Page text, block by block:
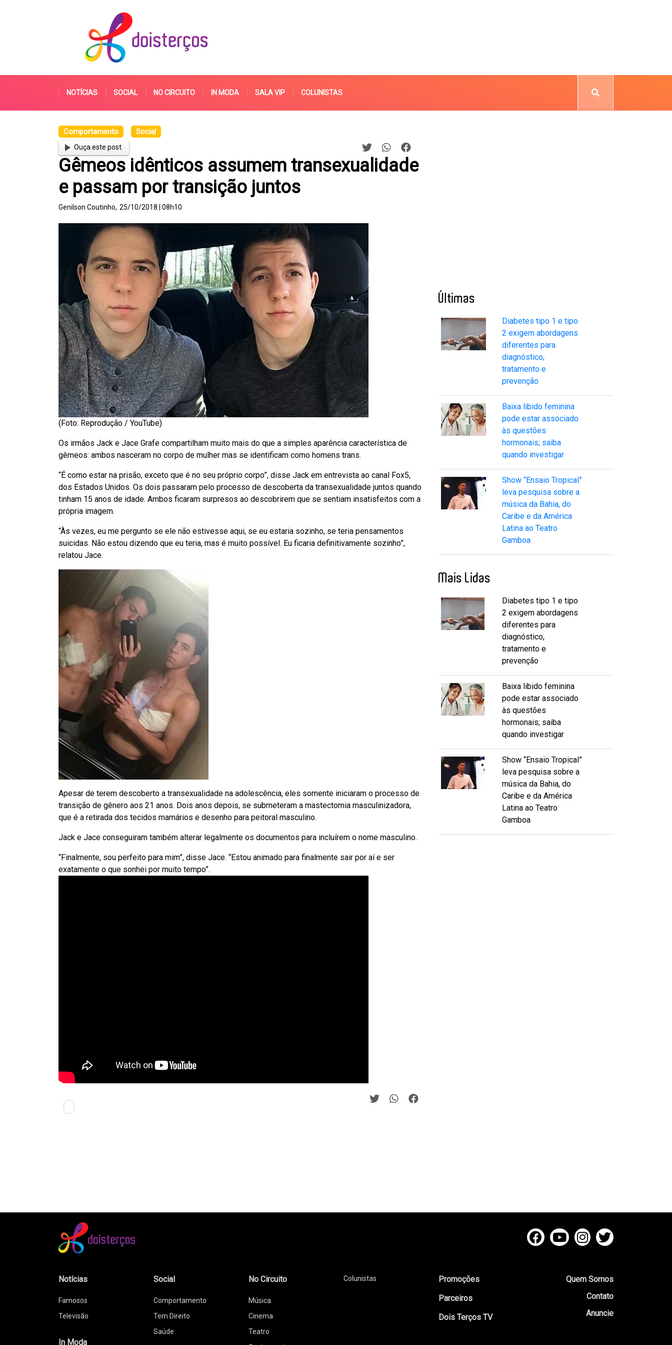
NOTÍCIAS SOCIAL NO CIRCUITO IN MODA SALA VIP COLUNISTAS
Comportamento Social
Ouça este post.
Gêmeos idênticos assumem transexualidade
e passam por transição juntos
Genilson Coutinho, 25/10/2018 | 08h10
(Foto: Reprodução / YouTube)
Os irmãos Jack e Jace Grafe compartilham muito mais do que a simples aparência característica de
gêmeos: ambos nasceram no corpo de mulher mas se identificam como homens trans.
“É como estar na prisão, exceto que é no seu próprio corpo”, disse Jack em entrevista ao canal Fox5,
dos Estados Unidos. Os dois passaram pelo processo de descoberta da transexualidade juntos quando
tinham 15 anos de idade. Ambos ficaram surpresos ao descobrirem que se sentiam insatisfeitos com a
própria imagem.
“Às vezes, eu me pergunto se ele não estivesse aqui, se eu estaria sozinho, se teria pensamentos
suicidas. Não estou dizendo que eu teria, mas é muito possível. Eu ficaria definitivamente sozinho”,
relatou Jace.
Apesar de terem descoberto a transexualidade na adolescência, eles somente iniciaram o processo de
transição de gênero aos 21 anos. Dois anos depois, se submeteram a mastectomia masculinizadora,
que é a retirada dos tecidos mamários e desenho para peitoral masculino.
Jack e Jace conseguiram também alterar legalmente os documentos para incluírem o nome masculino.
“Finalmente, sou perfeito para mim”, disse Jace. “Estou animado para finalmente sair por aí e ser
exatamente o que sonhei por muito tempo”.
Últimas
Diabetes tipo 1 e tipo
2 exigem abordagens
diferentes para
diagnóstico,
tratamento e
prevenção
Baixa libido feminina
pode estar associado
às questões
hormonais; saiba
quando investigar
Show “Ensaio Tropical”
leva pesquisa sobre a
música da Bahia, do
Caribe e da América
Latina ao Teatro
Gamboa
Mais Lidas
Diabetes tipo 1 e tipo
2 exigem abordagens
diferentes para
diagnóstico,
tratamento e
prevenção
Baixa libido feminina
pode estar associado
às questões
hormonais; saiba
quando investigar
Show “Ensaio Tropical”
leva pesquisa sobre a
música da Bahia, do
Caribe e da América
Latina ao Teatro
Gamboa
Notícias
Famosos
Televisão
In Moda
Social
Comportamento
Tem Direito
Saúde
No Circuito
Música
Cinema
Teatro
Colunistas
Promoções
Parceiros
Dois Terços TV
Quem Somos
Contato
Anuncie